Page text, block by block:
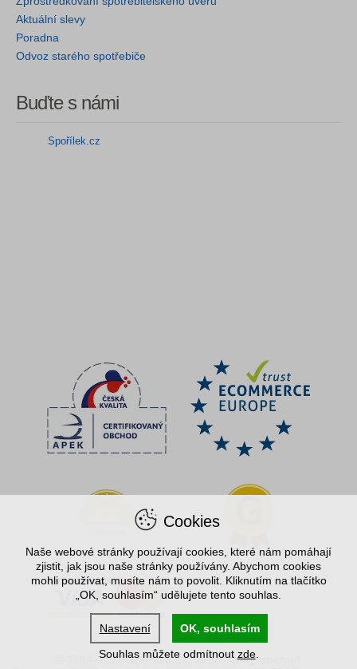
Aktuální slevy
Poradna
Odvoz starého spotřebiče
Buďte s námi
Spořílek.cz
© 2004–2026 Spořílek.cz, internetový obchod
Cookies
Naše webové stránky používají cookies, které nám pomáhají
zjistit, jak jsou naše stránky používány. Abychom cookies
mohli používat, musíte nám to povolit. Kliknutím na tlačítko
„OK, souhlasím“ udělujete tento souhlas.
Nastavení
OK, souhlasím
Souhlas můžete odmítnout zde.